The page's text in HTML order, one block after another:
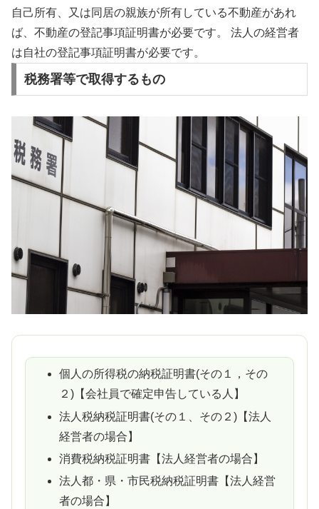
自己所有、又は同居の親族が所有している不動産があれ
ば、不動産の登記事項証明書が必要です。
法人の経営者
は自社の登記事項証明書が必要です。
税務署等で取得するもの
個人の所得税の納税証明書(その１，その
２)【会社員で確定申告している人】
法人税納税証明書(その１、その２)【法人
経営者の場合】
消費税納税証明書【法人経営者の場合】
法人都・県・市民税納税証明書【法人経営
者の場合】